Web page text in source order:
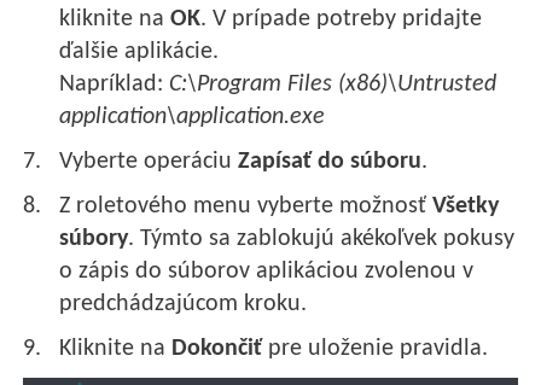
kliknite naOK. V prípade potreby pridajte
ďalšie aplikácie.
Napríklad:C:\Program Files (x86)\Untrusted
application\application.exe
Vyberte operáciuZapísať do súboru.
Z roletového menu vyberte možnosťVšetky
súbory. Týmto sa zablokujú akékoľvek pokusy
o zápis do súborov aplikáciou zvolenou v
predchádzajúcom kroku.
Kliknite na Dokončiť pre uloženie pravidla.